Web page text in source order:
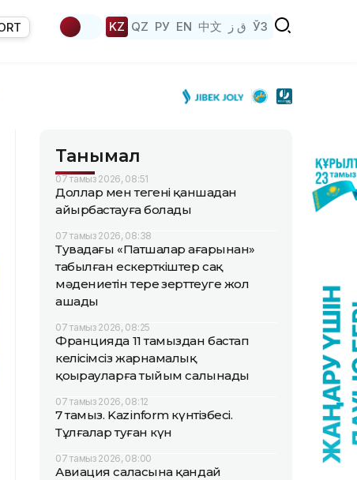
KZ QZ РУ EN 中文 ق ز ЎЗ
Танымал
07 тамыз 2026, 08:51
Доллар мен теңгені қаншадан
айырбастауға болады
07 тамыз 2026, 08:38
Тувадағы «Патшалар аңғарынан»
табылған ескерткіштер сақ
мәдениетін терең зерттеуге жол
ашады
07 тамыз 2026, 08:25
Францияда 11 тамыздан бастап
келісімсіз жарнамалық
қоңырауларға тыйым салынады
07 тамыз 2026, 08:12
7 тамыз. Kazinform күнтізбесі.
Тұлғалар туған күн
07 тамыз 2026, 08:00
Авиация саласына қандай